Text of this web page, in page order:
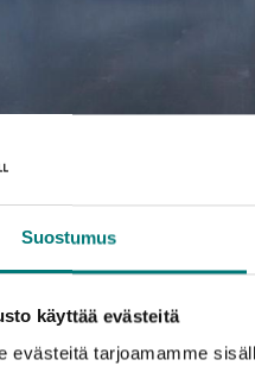
Suostumus
käyttää evästeitä
evästeitä tarjoamamme
Vi minskar aktivt